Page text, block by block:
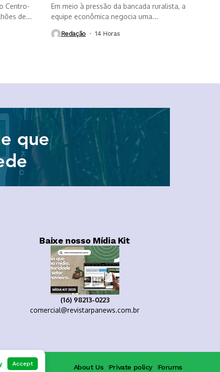
Centro-
de...
Em meio à pressão da bancada ruralista, a
equipe econômica negocia uma...
Redação 14 Horas ⁮
Baixe nosso Mídia Kit
(16) 98213-0223
comercial@revistarpanews.com.br
About Us Private policy Forums
Accept